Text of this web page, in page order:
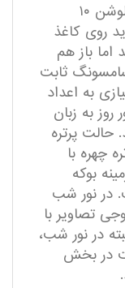
برای دوربین سلفی هم سنسور با رزولوشن ۱۰
روی کاغذ
اما باز هم
ثابت
به اعداد
به زبان
حالت پرتره
چهره با
بوکه
در نور شب
تصاویر با
در نور شب،
در بخش